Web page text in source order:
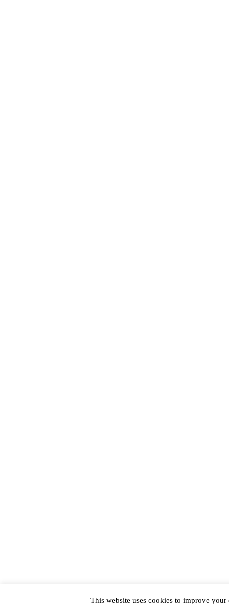
This website uses cookies to improve